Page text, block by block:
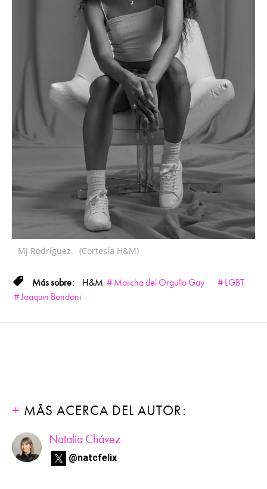
Mj Rodríguez. (Cortesía H&M)
H&M Marcha del Orgullo Gay
LGBT
Joaquin Bondoni
MÁS ACERCA DEL AUTOR:
Natalia Chávez
@natcfelix